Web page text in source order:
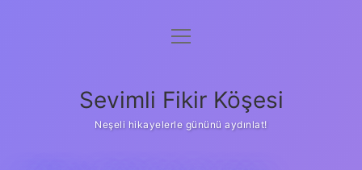
Anasayfa
Yasal Uyarı
menüyü
Sevimli Fikir Köşesi
Neşeli hikayelerle gününü aydınlat!